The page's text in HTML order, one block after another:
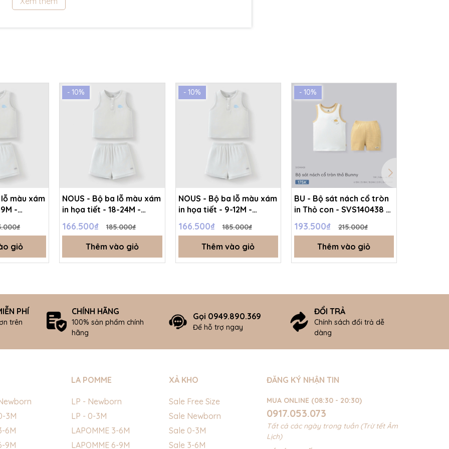
màu xám
-
giỏ
- 10%
NOUS - Bộ ba lỗ màu xám
in họa tiết - 18-24M -
166.500₫ 185.000₫
Thêm vào giỏ
- 10%
NOUS - Bộ ba lỗ màu xám
in họa tiết - 9-12M -
166.500₫ 185.000₫
Thêm vào giỏ
- 10%
BU - Bộ sát nách cổ tròn
in Thỏ con - SVS140438 -
SS26.T5B
193.500₫ 215.000₫
Thêm vào giỏ
PHÍ
trên
CHÍNH HÃNG
100% sản phẩm chính
hãng
Gọi 0949.890.369
Để hỗ trợ ngay
ĐỔI TRẢ
Chính sách đổi trả dễ
dàng
3M
6M
9M
LA POMME
LP - Newborn
LP - 0-3M
LAPOMME 3-6M
LAPOMME 6-9M
XẢ KHO
Sale Free Size
Sale Newborn
Sale 0-3M
Sale 3-6M
ĐĂNG KÝ NHẬN TIN
MUA ONLINE (08:30 - 20:30)
0917.053.073
Tất cả các ngày trong tuần (Trừ tết Âm
Lịch)